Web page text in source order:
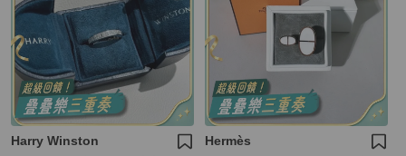
Harry Winston Hermès